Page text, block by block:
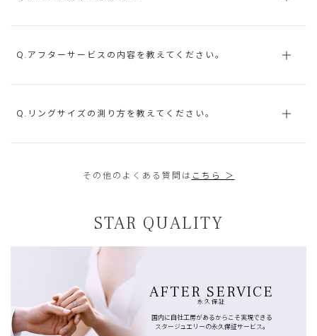
Q.アフターサービスの内容を教えてください。
Q.リングサイズの測り方を教えてください。
その他のよくある質問は こちら ＞
STAR QUALITY
AFTER SERVICE
永久保証
国内に自社工房があるからこそ実現できる
スタージュエリーの永久保証サービス。